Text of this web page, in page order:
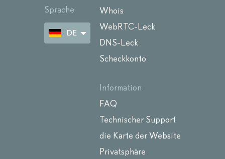
Sprache
DE
Whois
WebRTC-Leck
DNS-Leck
Scheckkonto
Information
FAQ
Technischer Support
die Karte der Website
Privatsphäre